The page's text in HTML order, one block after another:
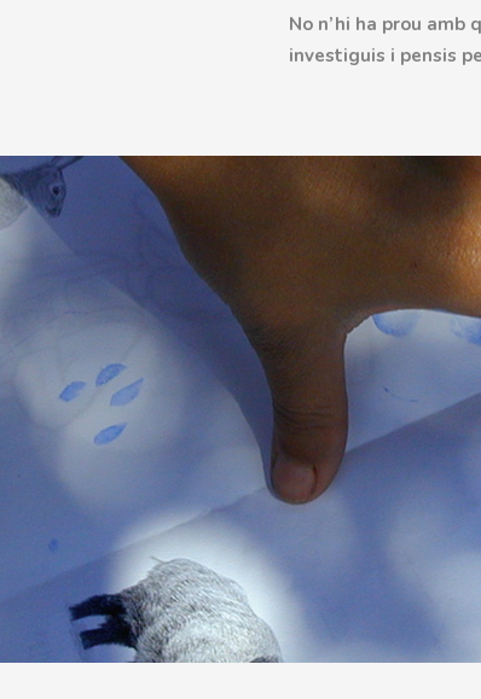
No n’hi ha prou amb
investiguis i pensis